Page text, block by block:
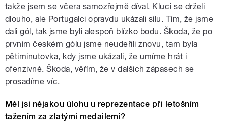
takže jsem se včera samozřejmě díval. Kluci se drželi
dlouho, ale Portugalci opravdu ukázali sílu. Tím, že jsme
dali gól, tak jsme byli alespoň blízko bodu. Škoda, že po
prvním českém gólu jsme neudeřili znovu, tam byla
pětiminutovka, kdy jsme ukázali, že umíme hrát i
ofenzivně. Škoda, věřím, že v dalších zápasech se
prosadíme víc.
Měl jsi nějakou úlohu u reprezentace při letošním
tažením za zlatými medailemi?